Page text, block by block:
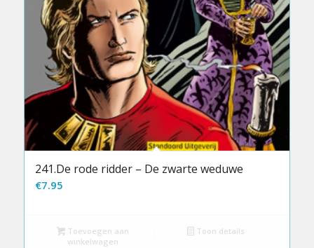
241.De rode ridder – De zwarte weduwe
€7.95
Toevoegen aan
winkelwagen
Toon details